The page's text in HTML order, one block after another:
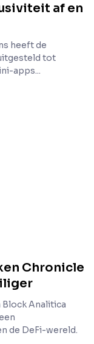
af en
heeft de
tot
apps...
Chronicle
Block Analitica
de DeFi-wereld.